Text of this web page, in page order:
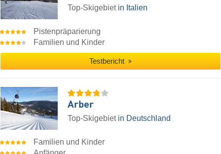
Top-Skigebiet in Italien
Pistenpräparierung
Familien und Kinder
Testbericht
Arber
Top-Skigebiet in Deutschland
Familien und Kinder